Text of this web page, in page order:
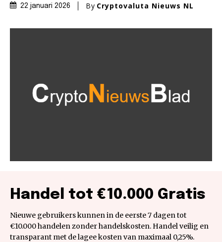
22 januari 2026 By Cryptovaluta Nieuws NL
Handel tot €10.000 Gratis
Nieuwe gebruikers kunnen in de eerste 7 dagen tot
€10.000 handelen zonder handelskosten. Handel veilig en
transparant met de lagee kosten van maximaal 0,25%.